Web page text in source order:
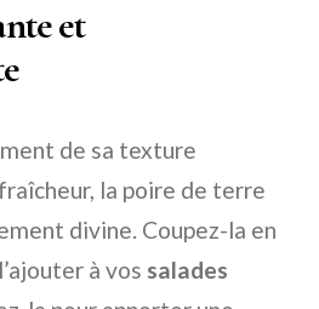
et
de sa texture
la poire de terre
divine. Coupez-la en
à vos salades